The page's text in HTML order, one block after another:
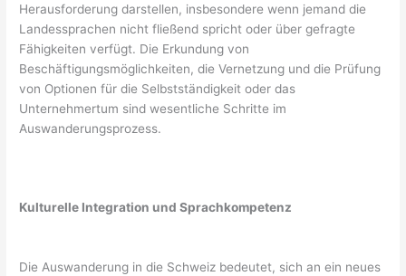
Herausforderung darstellen, insbesondere wenn jemand die
Landessprachen nicht fließend spricht oder über gefragte
Fähigkeiten verfügt. Die Erkundung von
Beschäftigungsmöglichkeiten, die Vernetzung und die Prüfung
von Optionen für die Selbstständigkeit oder das
Unternehmertum sind wesentliche Schritte im
Auswanderungsprozess.
Kulturelle Integration und Sprachkompetenz
Die Auswanderung in die Schweiz bedeutet, sich an ein neues